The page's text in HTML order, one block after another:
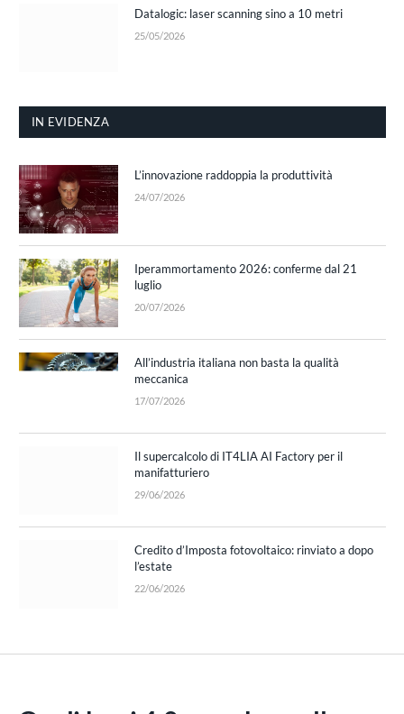
Datalogic: laser scanning sino a 10 metri
25/05/2026
IN EVIDENZA
L’innovazione raddoppia la produttività
24/07/2026
Iperammortamento 2026: conferme dal 21
luglio
20/07/2026
All’industria italiana non basta la qualità
meccanica
17/07/2026
Il supercalcolo di IT4LIA AI Factory per il
manifatturiero
29/06/2026
Credito d’Imposta fotovoltaico: rinviato a dopo
l’estate
22/06/2026